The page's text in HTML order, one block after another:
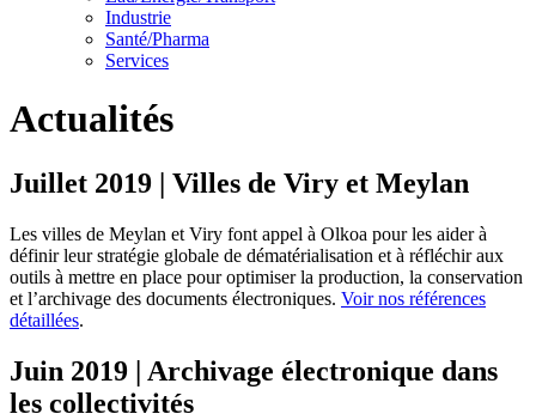
Industrie
Santé/Pharma
Services
Actualités
Juillet 2019 | Villes de Viry et Meylan
Les villes de Meylan et Viry font appel à Olkoa pour les aider à
définir leur stratégie globale de dématérialisation et à réfléchir aux
outils à mettre en place pour optimiser la production, la conservation
et l’archivage des documents électroniques. Voir nos références
détaillées.
Juin 2019 | Archivage électronique dans
les collectivités